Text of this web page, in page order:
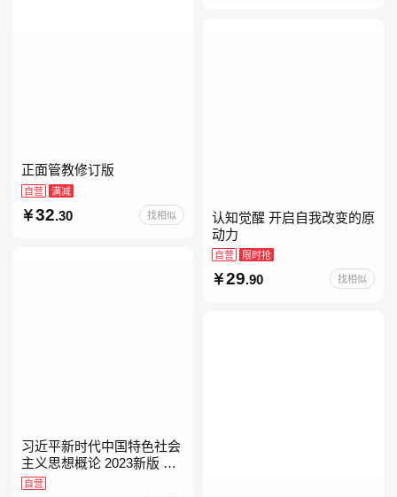
正面管教修订版
自营 满减
32.30 找相似
认知觉醒 开启自我改变的原
动力
自营 限时抢
29.90 找相似
习近平新时代中国特色社会
主义思想概论 2023新版 自
考15041
自营